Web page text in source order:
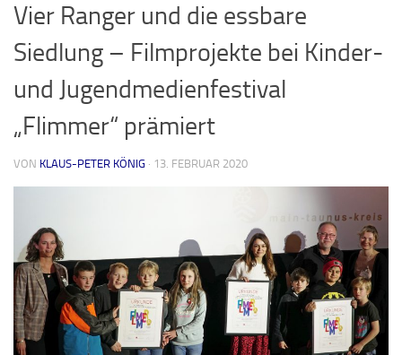
Vier Ranger und die essbare
Siedlung – Filmprojekte bei Kinder-
und Jugendmedienfestival
„Flimmer“ prämiert
VON KLAUS-PETER KÖNIG · 13. FEBRUAR 2020